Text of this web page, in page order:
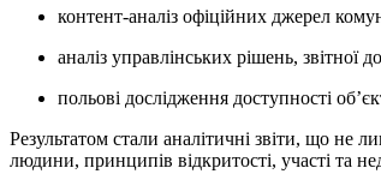
контент-аналіз офіційних джерел
аналіз управлінських рішень, звітної
польові дослідження доступності
Результатом стали аналітичні звіти, що не
людини, принципів відкритості, участі та